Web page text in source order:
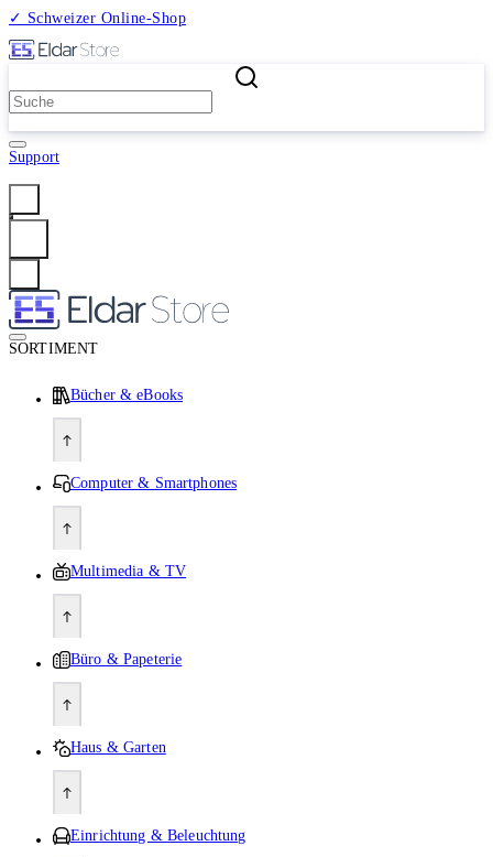
✓ Schweizer Online-Shop
Support
SORTIMENT
Bücher & eBooks
Computer & Smartphones
Multimedia & TV
Büro & Papeterie
Haus & Garten
Einrichtung & Beleuchtung